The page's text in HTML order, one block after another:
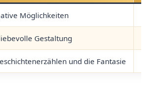
Möglichkeiten
Gestaltung
und die⁤ Fantasie